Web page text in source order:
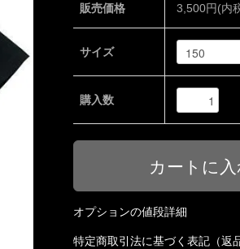
販売価格 3,500円(内
サイズ
購入数
オプションの値段詳細
特定商取引法に基づく表記（返